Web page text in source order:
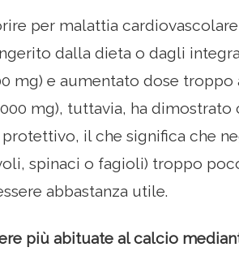
per malattia
dalla dieta o dagli
mg) e aumentato dose troppo
mg), tuttavia, ha
il che significa che
spinaci o fagioli) troppo
abbastanza utile.
più abituate al calcio